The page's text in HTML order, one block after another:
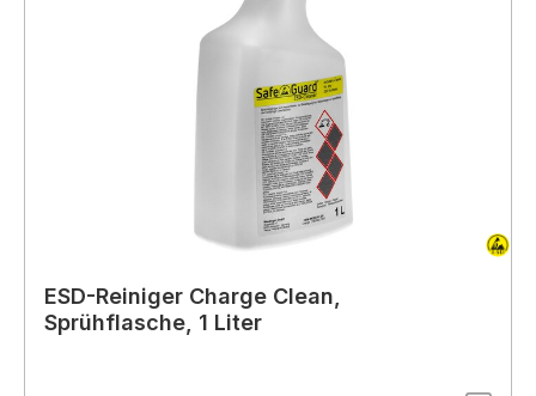
ESD-Reiniger Charge Clean,
Sprühflasche, 1 Liter